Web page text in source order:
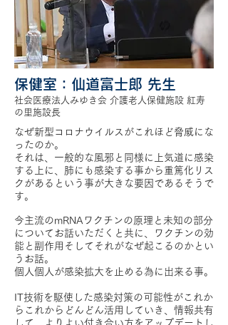
保健室：仙道富士郎 先生
社会医療法人みゆき会 介護老人保健施設 紅寿
の里施設長
なぜ新型コロナウイルスがこれほど脅威にな
ったのか。
それは、一般的な風邪と同様に上気道に感染
する上に、肺にも感染する事から重篤化リス
クがあるという事が大きな要因であるそうで
す。
今主流のmRNAワクチンの原理と未知の部分
についてお話いただくと共に、ワクチンの効
能と副作用そしてそれがなぜ起こるのかとい
うお話。
個人個人が感染拡大を止める為に出来る事。
IT技術を駆使した感染対策の可能性がこれか
らこれからどんどん活用していき、情報共有
して、よりよい付き合い方をアップデートし